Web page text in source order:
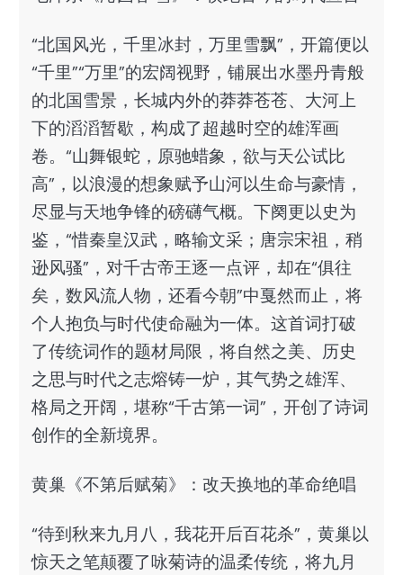
“北国风光，千里冰封，万里雪飘”，开篇便以
“千里”“万里”的宏阔视野，铺展出水墨丹青般
的北国雪景，长城内外的莽莽苍苍、大河上
下的滔滔暂歇，构成了超越时空的雄浑画
卷。“山舞银蛇，原驰蜡象，欲与天公试比
高”，以浪漫的想象赋予山河以生命与豪情，
尽显与天地争锋的磅礴气概。下阕更以史为
鉴，“惜秦皇汉武，略输文采；唐宗宋祖，稍
逊风骚”，对千古帝王逐一点评，却在“俱往
矣，数风流人物，还看今朝”中戛然而止，将
个人抱负与时代使命融为一体。这首词打破
了传统词作的题材局限，将自然之美、历史
之思与时代之志熔铸一炉，其气势之雄浑、
格局之开阔，堪称“千古第一词”，开创了诗词
创作的全新境界。
黄巢《不第后赋菊》：改天换地的革命绝唱
“待到秋来九月八，我花开后百花杀”，黄巢以
惊天之笔颠覆了咏菊诗的温柔传统，将九月